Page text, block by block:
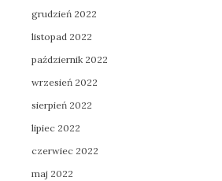
grudzień 2022
listopad 2022
październik 2022
wrzesień 2022
sierpień 2022
lipiec 2022
czerwiec 2022
maj 2022